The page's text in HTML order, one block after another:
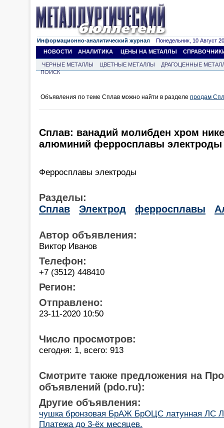
Информационно-аналитический журнал Понедельник, 10 Август
НОВОСТИ
АНАЛИТИКА ЦЕНЫ НА МЕТАЛЛЫ
ЧЕРНЫЕ МЕТАЛЛЫ ЦВЕТНЫЕ МЕТАЛЛЫ
ДРАГОЦЕННЫЕ
ПОИСК
Объявления по теме Сплав можно найти в разделе продам
Сплав: ванадий молибден хром
алюминий ферросплавы электроды
Ферросплавы электроды
Разделы:
Сплав
Электрод ферросплавы
Автор объявления:
Виктор Иванов
Телефон:
+7 (3512) 448410
Регион:
Отправлено:
23-11-2020 10:50
Число просмотров:
сегодня: 1, всего: 913
Смотрите также предложения на
объявлений (pdo.ru):
Другие объявления:
чушка бронзовая БрАЖ БрОЦС латунная ЛС
Платежа до 3-ёх месяцев.